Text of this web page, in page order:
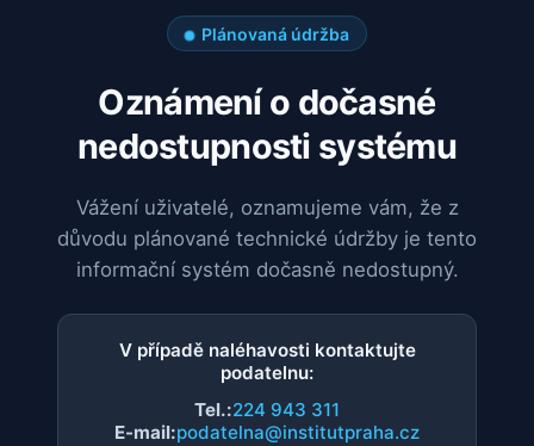
Plánovaná údržba
Oznámení o dočasné
nedostupnosti systému
Vážení uživatelé, oznamujeme vám, že z
důvodu plánované technické údržby je tento
informační systém dočasně nedostupný.
V případě naléhavosti kontaktujte
podatelnu:
Tel.:224 943 311
E-mail:podatelna@institutpraha.cz